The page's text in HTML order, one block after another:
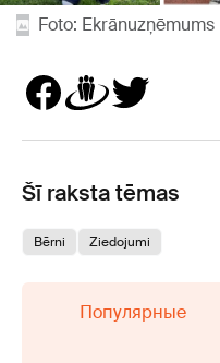
Foto:
Šī raksta tēmas
Bērni Ziedojumi
Популярные